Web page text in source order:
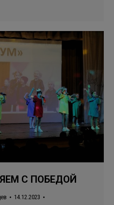
С ПОБЕДОЙ
14.12.2023